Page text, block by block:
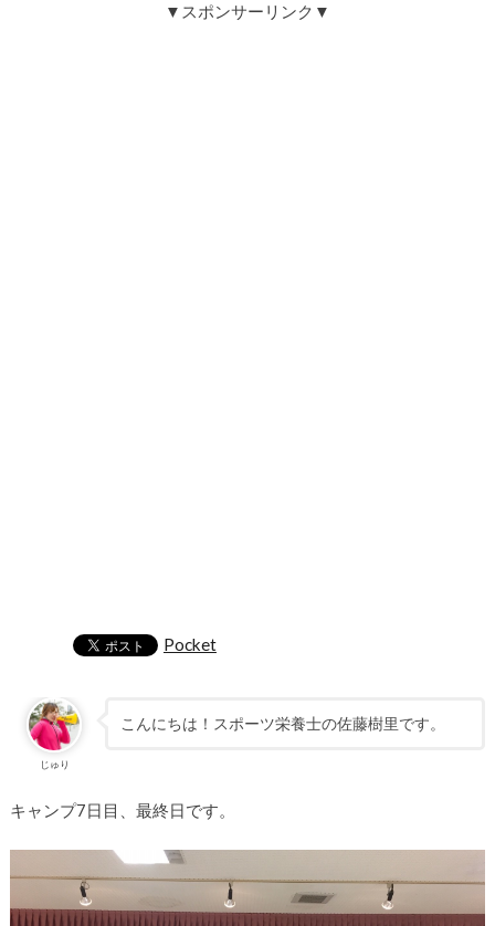
▼スポンサーリンク▼
Pocket
じゅり
こんにちは！スポーツ栄養士の佐藤樹里です。
キャンプ7日目、最終日です。